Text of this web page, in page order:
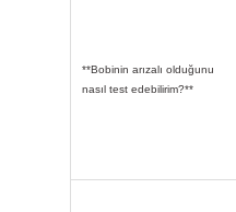
**Bobinin arızalı olduğunu
nasıl test edebilirim?**